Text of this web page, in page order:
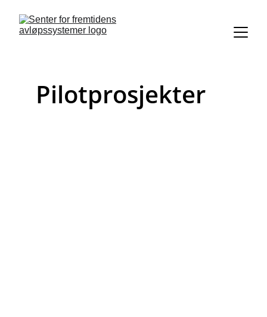
Pilotprosjekter